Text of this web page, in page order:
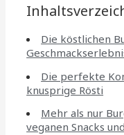
Die köstlichen
Die perfekte
knusprige Rösti
Mehr als nur
veganen Snacks